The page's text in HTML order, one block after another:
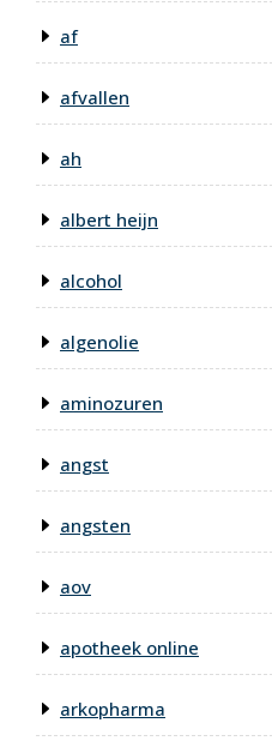
af
afvallen
ah
albert heijn
alcohol
algenolie
aminozuren
angst
angsten
aov
apotheek online
arkopharma